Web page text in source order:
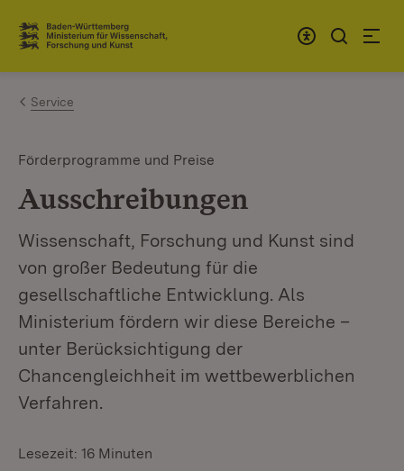
Zum Inhalt springen
Link zur Startseite
Service
Förderprogramme und Preise
Ausschreibungen
Wissenschaft, Forschung und Kunst sind
von großer Bedeutung für die
gesellschaftliche Entwicklung. Als
Ministerium fördern wir diese Bereiche –
unter Berücksichtigung der
Chancengleichheit im wettbewerblichen
Verfahren.
Lesezeit: 16 Minuten